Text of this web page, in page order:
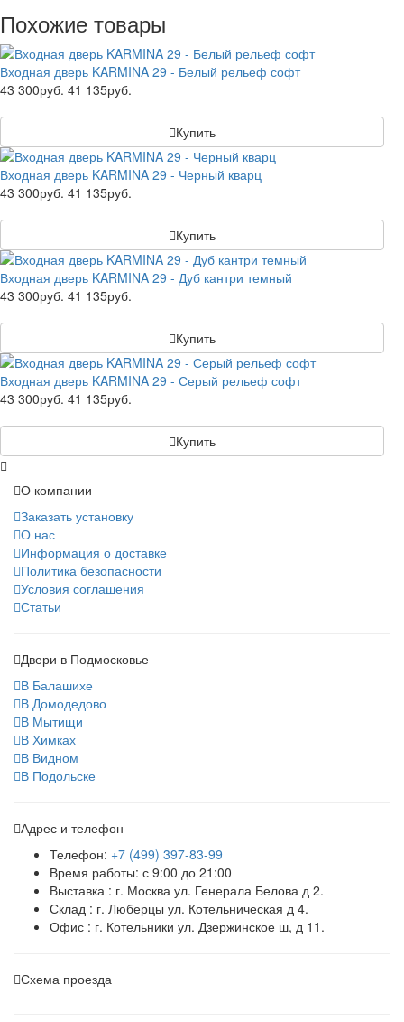
Похожие товары
Входная дверь KARMINA 29 - Белый рельеф софт
43 300руб. 41 135руб.
Купить
Входная дверь KARMINA 29 - Черный кварц
43 300руб. 41 135руб.
Купить
Входная дверь KARMINA 29 - Дуб кантри темный
43 300руб. 41 135руб.
Купить
Входная дверь KARMINA 29 - Серый рельеф софт
43 300руб. 41 135руб.
Купить
О компании
Заказать установку
О нас
Информация о доставке
Политика безопасности
Условия соглашения
Статьи
Двери в Подмосковье
В Балашихе
В Домодедово
В Мытищи
В Химках
В Видном
В Подольске
Адрес и телефон
Телефон: +7 (499) 397-83-99
Время работы: с 9:00 до 21:00
Выставка : г. Москва ул. Генерала Белова д 2.
Склад : г. Люберцы ул. Котельническая д 4.
Офис : г. Котельники ул. Дзержинское ш, д 11.
Схема проезда